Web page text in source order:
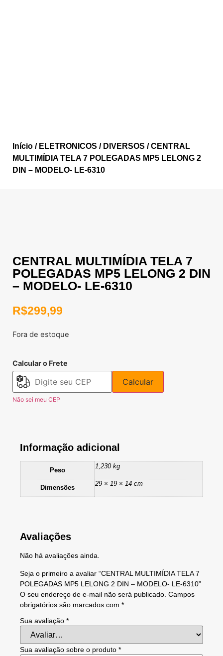
Início / ELETRONICOS / DIVERSOS / CENTRAL
MULTIMÍDIA TELA 7 POLEGADAS MP5 LELONG 2
DIN – MODELO- LE-6310
CENTRAL MULTIMÍDIA TELA 7
POLEGADAS MP5 LELONG 2 DIN
– MODELO- LE-6310
R$299,99
Fora de estoque
Calcular o Frete
Calcular
Não sei meu CEP
Informação adicional
Peso
1,230 kg
Dimensões
29 × 19 × 14 cm
Avaliações
Não há avaliações ainda.
Seja o primeiro a avaliar “CENTRAL MULTIMÍDIA TELA 7
POLEGADAS MP5 LELONG 2 DIN – MODELO- LE-6310”
O seu endereço de e-mail não será publicado. Campos
obrigatórios são marcados com *
Sua avaliação *
Sua avaliação sobre o produto *